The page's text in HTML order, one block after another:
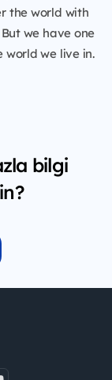
the world with
we have one
world we live in.
bilgi